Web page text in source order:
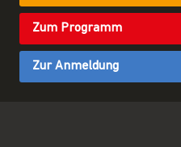
Zum Programm
Zur Anmeldung